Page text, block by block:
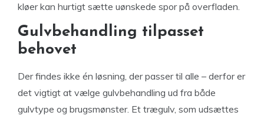
kløer kan hurtigt sætte uønskede spor på overfladen.
Gulvbehandling tilpasset
behovet
Der findes ikke én løsning, der passer til alle – derfor er
det vigtigt at vælge gulvbehandling ud fra både
gulvtype og brugsmønster. Et trægulv, som udsættes